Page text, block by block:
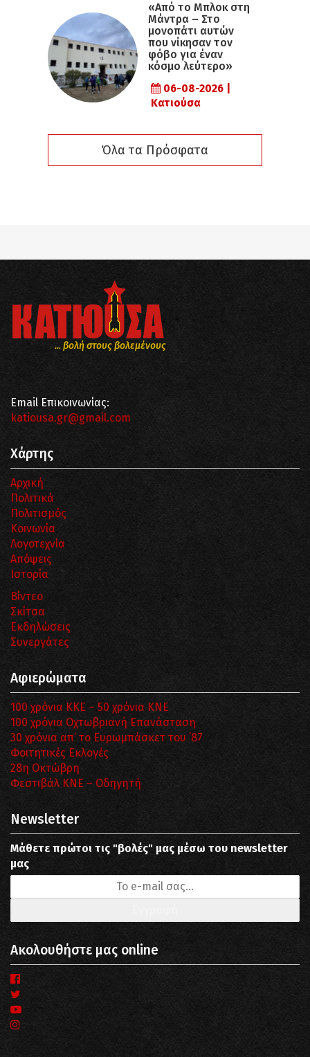
«Από το Μπλοκ στη
Μάντρα – Στο
μονοπάτι αυτών
που νίκησαν τον
φόβο για έναν
κόσμο λεύτερο»
06-08-2026 |
Κατιούσα
Όλα τα Πρόσφατα
... βολή στους βολεμένους
Email Επικοινωνίας:
katiousa.gr@gmail.com
Χάρτης
Αρχική
Πολιτικά
Πολιτισμός
Κοινωνία
Λογοτεχνία
Απόψεις
Ιστορία
Βίντεο
Σκίτσα
Εκδηλώσεις
Συνεργάτες
Αφιερώματα
100 χρόνια ΚΚΕ – 50 χρόνια ΚΝΕ
100 χρόνια Οχτωβριανή Επανάσταση
30 χρόνια απ’ το Ευρωμπάσκετ του ΄87
Φοιτητικές Εκλογές
28η Οκτώβρη
Φεστιβάλ ΚΝΕ – Οδηγητή
Newsletter
Μάθετε πρώτοι τις "βολές" μας μέσω του newsletter
μας
Ακολουθήστε μας online